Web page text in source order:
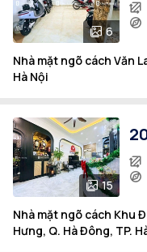
6
Nhà mặt ngõ cách Văn
Hà Nội
15
Nhà mặt ngõ cách Khu
Hưng, Q. Hà Đông, TP.